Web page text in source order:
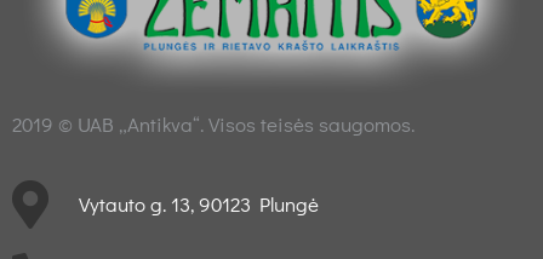
2019 © UAB „Antikva“. Visos teisės saugomos.
Vytauto g. 13, 90123 Plungė